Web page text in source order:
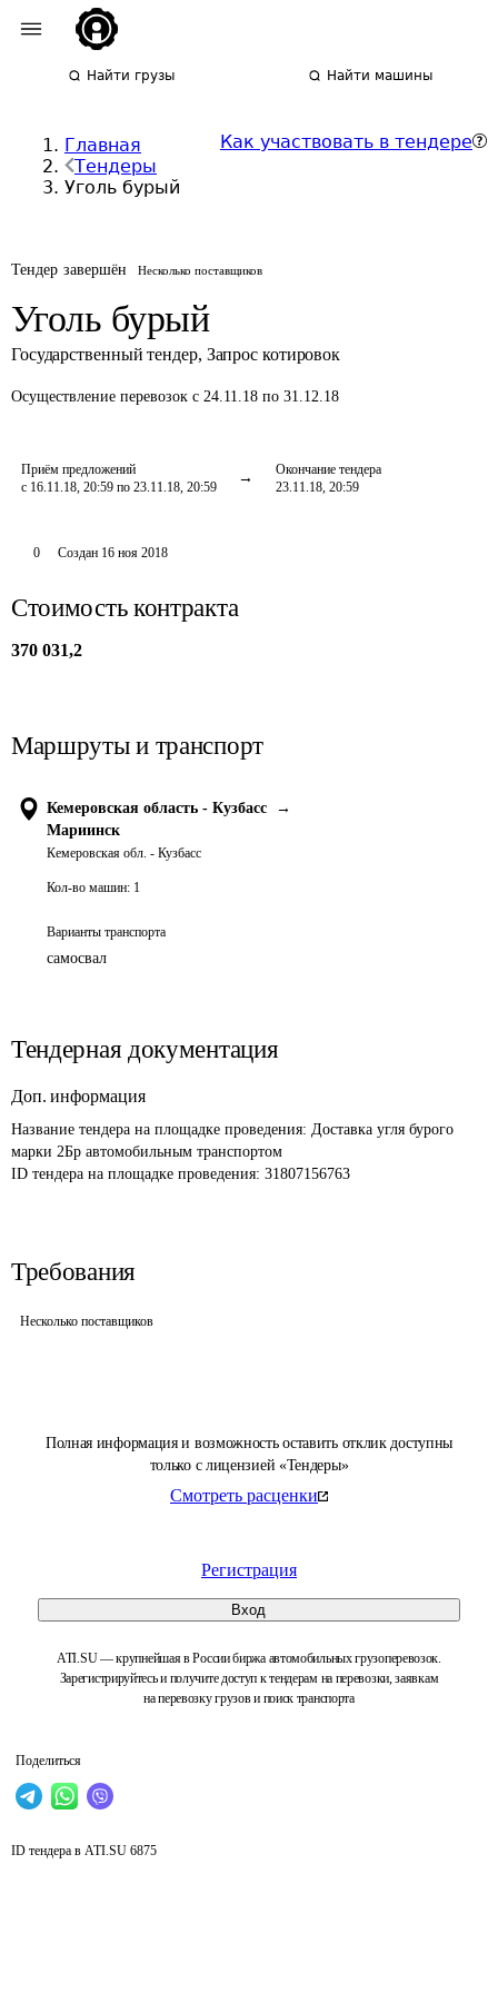
Найти грузы Найти машины
Главная
Тендеры
Уголь бурый
Как участвовать в тендере
Тендер завершён Несколько поставщиков
Уголь бурый
Государственный тендер, Запрос котировок
Осуществление перевозок с 24.11.18 по 31.12.18
Приём предложений
с 16.11.18, 20:59 по 23.11.18, 20:59
Окончание тендера
23.11.18, 20:59
Полная информация и возможность оставить отклик доступны
только с лицензией «Тендеры»
Смотреть расценки
Регистрация
Вход
ATI.SU — крупнейшая в России биржа автомобильных грузоперевозок.
Зарегистрируйтесь и получите доступ к тендерам на перевозки, заявкам
на перевозку грузов и поиск транспорта
Поделиться
0 Создан 16 ноя 2018
Стоимость контракта
370 031,2
Маршруты и транспорт
Кемеровская область - Кузбасс
→
Мариинск
Кемеровская обл. - Кузбасс
Кол-во машин: 1
Варианты транспорта
самосвал
Тендерная документация
Доп. информация
Название тендера на площадке проведения: Доставка угля бурого
марки 2Бр автомобильным транспортом
ID тендера на площадке проведения: 31807156763
Требования
Несколько поставщиков
ID тендера в ATI.SU 6875